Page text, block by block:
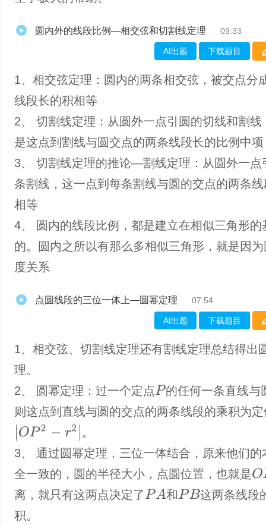
圆内外的线段比例—相交弦和切割线定理 09:33
AI出题 下载题目
1、相交弦定理：圆内的两条相交弦，被交点分
线段长的积相等
2、 切割线定理：从圆外一点引圆的切线和割线
是这点到割线与圆交点的两条线段长的比例中项
3、 切割线定理的推论—割线定理：从圆外一点
条割线，这一点到每条割线与圆的交点的两条
相等
4、 圆内的线段比例，都是建立在相似三角形的
的。圆内之所以有那么多相似三角形，就是因
度关系
点圆线段的三位一体上—圆幂定理 07:54
AI出题 下载题目
1、相交弦、切割线定理还有割线定理总结得出
理。
2、 圆幂定理：过一个定点 P
的任何一条直线与
则这点到直线与圆的交点的两条线段的乘积为定
| OP2−r2
。
3、 通过圆幂定理，三位一体结合，原来他们的
全一致的，圆的半径大小，点圆位置，也就是OP
离，就只有这两点决定了 PA 和 PB
这两条线段
积。